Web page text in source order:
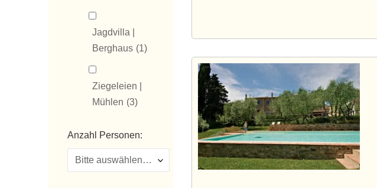
Jagdvilla |
Berghaus (1)
Ziegeleien |
Mühlen (3)
Anzahl Personen: